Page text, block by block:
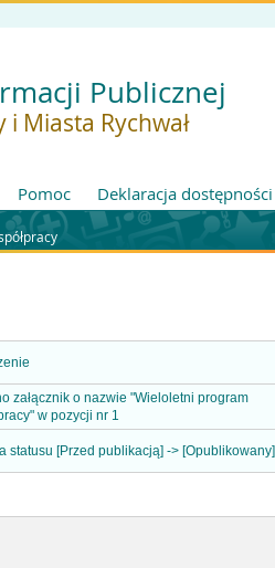
Publicznej
Miasta Rychwał
Pomoc Deklaracja dostępności
załącznik o nazwie "Wieloletni program
w pozycji nr 1
statusu [Przed publikacją] -> [Opublikowany]